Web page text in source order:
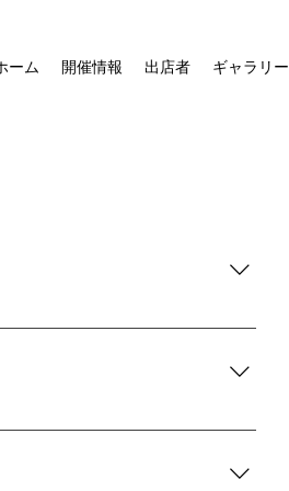
ーム 開催情報 出店者 ギャラリー
中止となる場合がございま
車代がかかります（大人の